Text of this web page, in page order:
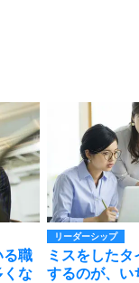
る職
くな
リーダーシップ
ミスをした
するのが、い